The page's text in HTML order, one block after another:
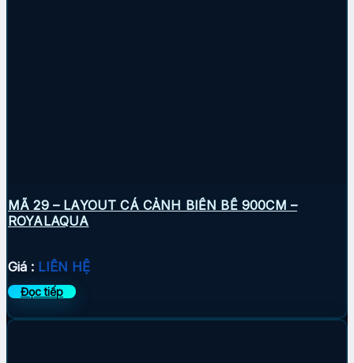
MÃ 29 – LAYOUT CÁ CẢNH BIỂN BỂ 900CM –
ROYALAQUA
Giá : LIÊN HỆ
Đọc tiếp